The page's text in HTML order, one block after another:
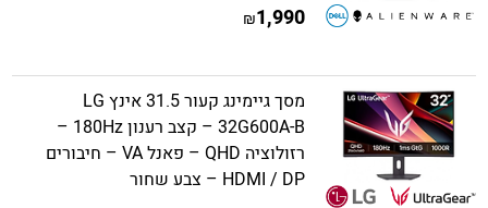
1,990
₪
מסך גיימינג קעור 31.5 אינץ LG
32G600A-B – קצב רענון 180Hz –
רזולוציה QHD – פאנל VA – חיבורים
HDMI / DP – צבע שחור